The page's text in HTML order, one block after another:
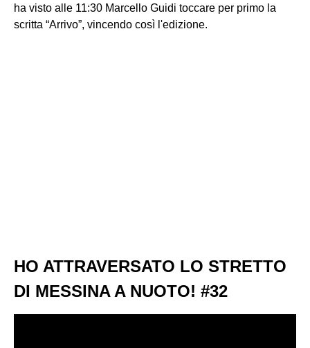
ha visto alle 11:30 Marcello Guidi toccare per primo la
scritta “Arrivo”, vincendo così l'edizione.
HO ATTRAVERSATO LO STRETTO
DI MESSINA A NUOTO! #32